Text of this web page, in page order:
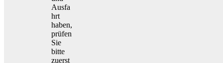
Ausfa
hrt
haben,
prüfen
Sie
bitte
zuerst